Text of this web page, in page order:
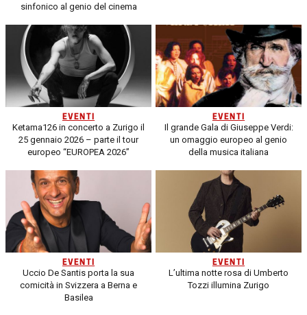
sinfonico al genio del cinema
EVENTI
Ketama126 in concerto a Zurigo il
25 gennaio 2026 – parte il tour
europeo “EUROPEA 2026”
EVENTI
Il grande Gala di Giuseppe Verdi:
un omaggio europeo al genio
della musica italiana
EVENTI
Uccio De Santis porta la sua
comicità in Svizzera a Berna e
Basilea
EVENTI
L’ultima notte rosa di Umberto
Tozzi illumina Zurigo